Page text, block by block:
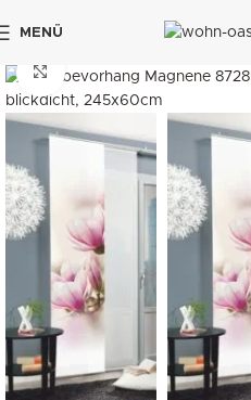
MENÜ
klicken um zu vergrößern